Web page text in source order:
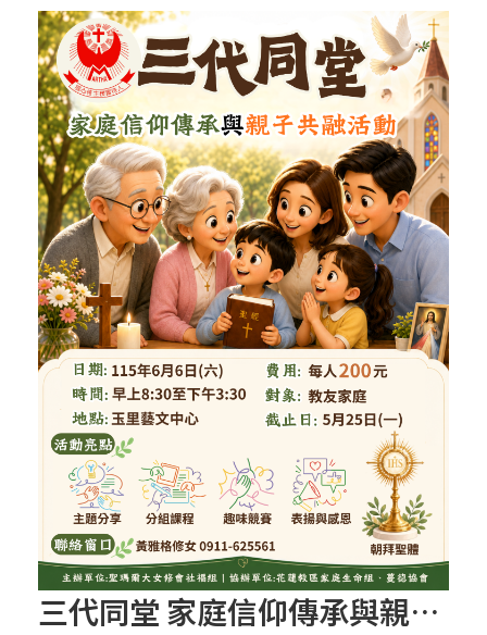
三代同堂 家庭信仰傳承與親子共融活動